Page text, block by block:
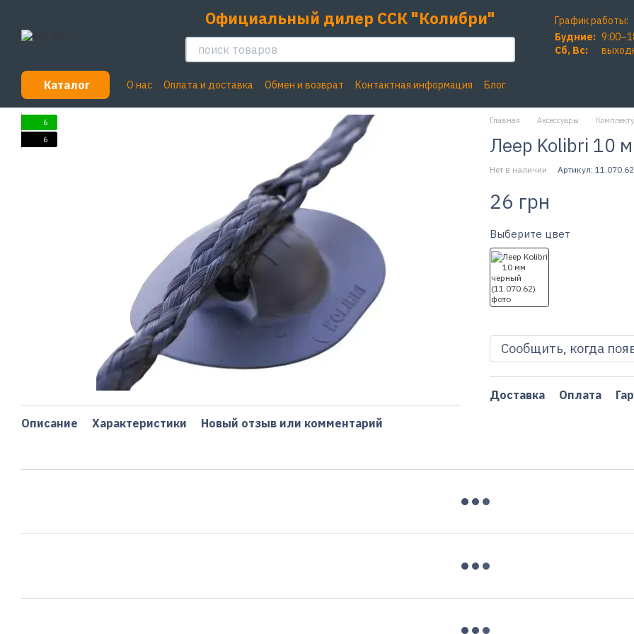
Официальный дилер ССК "Колибри"
График работы:
Будние:
Сб, Вc:
Каталог О нас Оплата и доставка Обмен и возврат Контактная информация
Блог
6
6
Описание Характеристики Новый отзыв или комментарий
Главная Аксессуары
Леер Kolibri 10
Нет в наличии Артикул: 11.070.62
26 грн
Выберите цвет
Сообщить, когда
Доставка Оплата